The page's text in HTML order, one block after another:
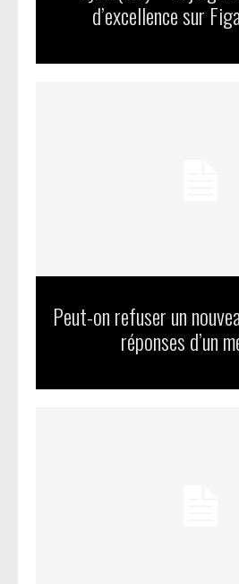
d’excellence sur
Peut-on refuser un
réponses d’un